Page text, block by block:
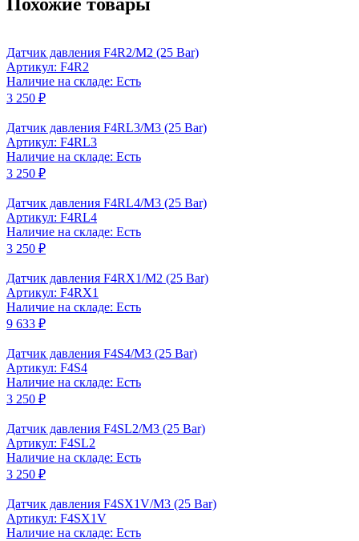
Похожие товары
Датчик давления F4R2/M2 (25 Bar)
Артикул: F4R2
Наличие на складе: Есть
3 250 ₽
Датчик давления F4RL3/M3 (25 Bar)
Артикул: F4RL3
Наличие на складе: Есть
3 250 ₽
Датчик давления F4RL4/M3 (25 Bar)
Артикул: F4RL4
Наличие на складе: Есть
3 250 ₽
Датчик давления F4RX1/M2 (25 Bar)
Артикул: F4RX1
Наличие на складе: Есть
9 633 ₽
Датчик давления F4S4/M3 (25 Bar)
Артикул: F4S4
Наличие на складе: Есть
3 250 ₽
Датчик давления F4SL2/M3 (25 Bar)
Артикул: F4SL2
Наличие на складе: Есть
3 250 ₽
Датчик давления F4SX1V/M3 (25 Bar)
Артикул: F4SX1V
Наличие на складе: Есть